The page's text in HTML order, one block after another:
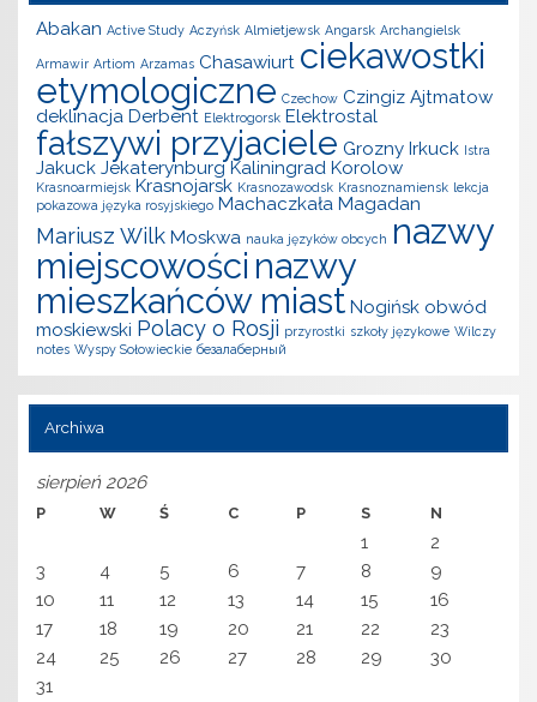
Abakan Active Study Aczyńsk Almietjewsk Angarsk Archangielsk
Armawir Artiom Arzamas Chasawiurt ciekawostki
etymologiczne Czechow Czingiz Ajtmatow
deklinacja Derbent Elektrogorsk Elektrostal
fałszywi przyjaciele Grozny Irkuck Istra
Jakuck Jekaterynburg Kaliningrad Korolow
Krasnoarmiejsk Krasnojarsk Krasnozawodsk Krasnoznamiensk lekcja
pokazowa języka rosyjskiego Machaczkała Magadan
Mariusz Wilk Moskwa nauka języków obcych nazwy
miejscowości nazwy
mieszkańców miast Nogińsk obwód
moskiewski Polacy o Rosji przyrostki szkoły językowe Wilczy
notes Wyspy Sołowieckie безалаберный
Archiwa
sierpień 2026
P W Ś C P S N
1
2
3
4 5 6 7 8
9
10
11 12 13 14 15
16
17
18 19 20 21 22
23
24
25 26 27 28 29
30
31